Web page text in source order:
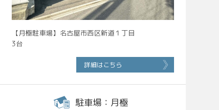
【月極駐車場】名古屋市西区新道１丁目
3台
詳細はこちら
駐車場：月極